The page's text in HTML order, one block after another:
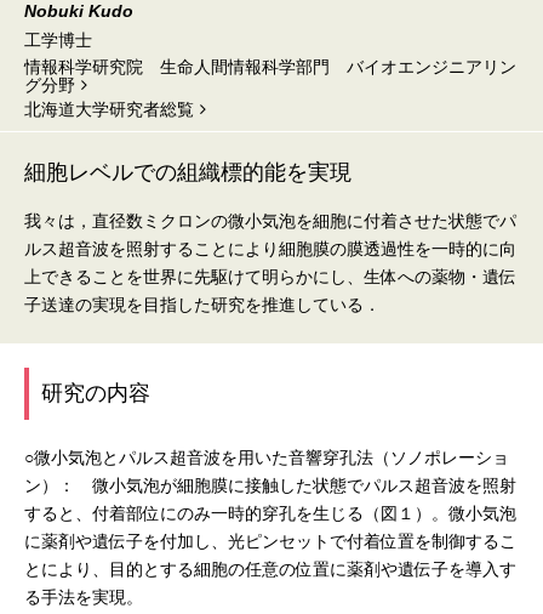
Nobuki Kudo
工学博士
情報科学研究院 生命人間情報科学部門 バイオエンジニアリン
グ分野
北海道⼤学研究者総覧
細胞レベルでの組織標的能を実現
我々は，直径数ミクロンの微小気泡を細胞に付着させた状態でパ
ルス超音波を照射することにより細胞膜の膜透過性を一時的に向
上できることを世界に先駆けて明らかにし、生体への薬物・遺伝
子送達の実現を目指した研究を推進している．
研究の内容
○微小気泡とパルス超音波を用いた音響穿孔法（ソノポレーショ
ン）： 微小気泡が細胞膜に接触した状態でパルス超音波を照射
すると、付着部位にのみ一時的穿孔を生じる（図１）。微小気泡
に薬剤や遺伝子を付加し、光ピンセットで付着位置を制御するこ
とにより、目的とする細胞の任意の位置に薬剤や遺伝子を導入す
る手法を実現。